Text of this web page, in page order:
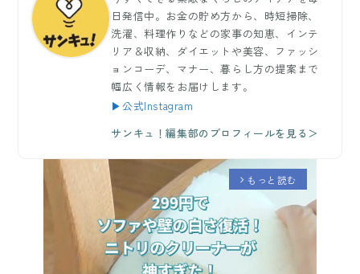
日発信中。お金の貯め方から、時短掃除、
洗濯、料理作りなどの家事の知恵、インテ
リア＆収納、ダイエットや美容、ファッシ
ョンコーデ、マナー、暮らし方の提案まで
幅広く情報をお届けします。
▶公式Instagram
サンキュ！編集部のプロフィールを見る＞
arrow_forward_ios もっと読む